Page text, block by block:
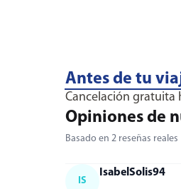
Antes de tu
Cancelación gratuita
Opiniones de
Basado en 2 reseñas reales
IS
IsabelSolis94